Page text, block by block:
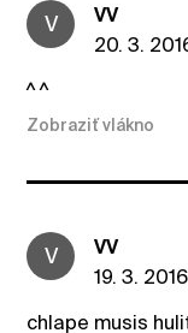
V
VV
20. 3.
^ ^
Zobraziť vlákno
V
VV
19. 3.
chlape musis